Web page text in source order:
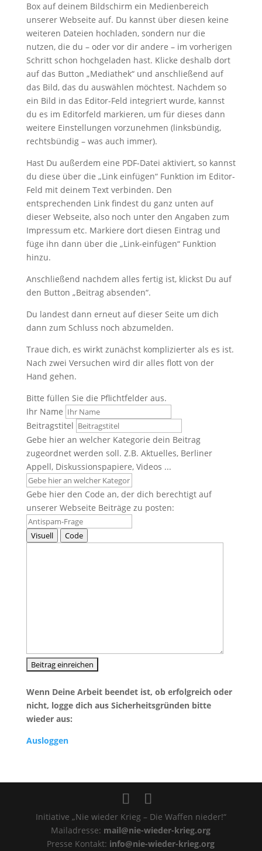
Box auf deinem Bildschirm ein Medienbereich
unserer Webseite auf. Du kannst über diesen keine
weiteren Dateien hochladen, sondern nur die
nutzen, die du – oder vor dir andere – im vorherigen
Schritt schon hochgeladen hast. Klicke deshalb dort
auf das Button „Mediathek“ und anschließend auf
das Bild, das du auswählen möchtest. Nachdem so
ein Bild in das Editor-Feld integriert wurde, kannst
du es im Editorfeld markieren, um für dieses dann
weitere Einstellungen vorzunehmen (linksbündig,
rechtsbündig – was auch immer).
Hast Du außerdem eine PDF-Datei aktiviert, so kannst
du diese über die „Link einfügen“ Funktion im Editor-
Feld mit deinem Text verbinden. Den
entsprechenden Link findest du ganz unten auf
dieser Webseite, also noch unter den Angaben zum
Impressum etc. Markiere dort diesen Eintrag und
füge ihn dann über die „Link-einfügen“ Funktion
hinzu.
Anschließend nachdem alles fertig ist, klickst Du auf
den Button „Beitrag absenden“.
Du landest dann erneut auf dieser Seite um dich
dann zum Schluss noch abzumelden.
Traue dich, es wirkt zunächst komplizierter als es ist.
Nach zwei Versuchen wird dir alles flott von der
Hand gehen.
Bitte füllen Sie die Pflichtfelder aus.
Ihr Name
Beitragstitel
Gebe hier an welcher Kategorie dein Beitrag
zugeordnet werden soll. Z.B. Aktuelles, Berliner
Appell, Diskussionspapiere, Videos ...
Gebe hier den Code an, der dich berechtigt auf
unserer Webseite Beiträge zu posten:
Visuell Code
Wenn Deine Arbeit beendet ist, ob erfolgreich oder
nicht, logge dich aus Sicherheitsgründen bitte
wieder aus:
Ausloggen
Initiative „Nie wieder Krieg – Die Waffen nieder!“
Mailadresse: mail@nie-wieder-krieg.org
Presse Kontakt: info@nie-wieder-krieg.org